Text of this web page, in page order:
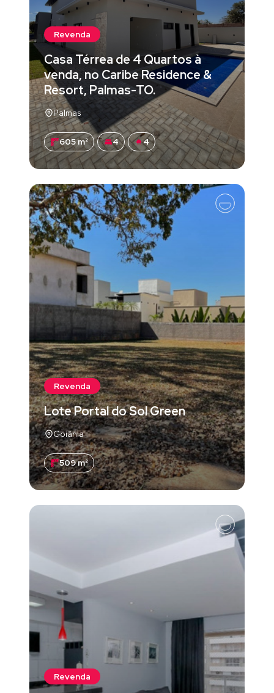
Revenda
Casa Térrea de 4 Quartos à
venda, no Caribe Residence &
Resort, Palmas-TO.
Palmas
605 m² 4 4
Revenda
Lote Portal do Sol Green
Goiânia
509 m²
Revenda